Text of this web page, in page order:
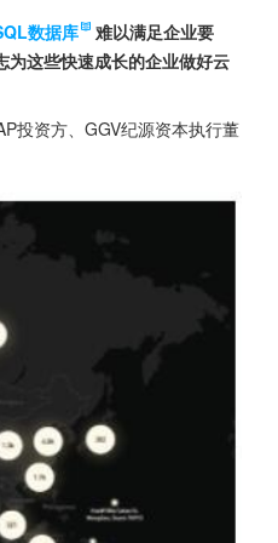
数据库
难以满足企业要
这些快速成长的企业做好云
投资方、GGV纪源资本执行董